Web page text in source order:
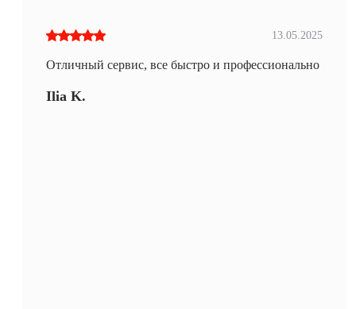
13.05.2025
Отличный сервис, все быстро и профессионально
Ilia K.